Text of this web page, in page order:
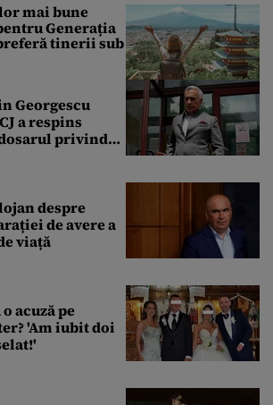
mai bune
Generația
tinerii sub
Georgescu
a respins
privind
despre
de avere a
viață
acuză pe
'Am iubit doi